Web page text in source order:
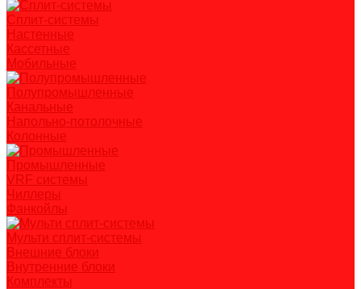
Сплит-системы
Настенные
Кассетные
Мобильные
Полупромышленные
Канальные
Напольно-потолочные
Колонные
Промышленные
VRF системы
Чиллеры
Фанкойлы
Мульти сплит-системы
Внешние блоки
Внутренние блоки
Комплекты